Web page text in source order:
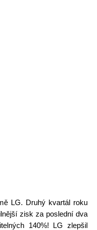
LG. Druhý kvartál roku
zisk za poslední dva
140%! LG zlepšil